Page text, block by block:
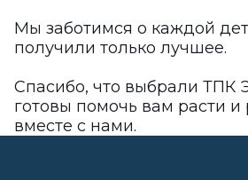
Мы заботимся о каждой
получили только лучшее.
Спасибо, что выбрали ТПК
готовы помочь вам расти и
вместе с нами.